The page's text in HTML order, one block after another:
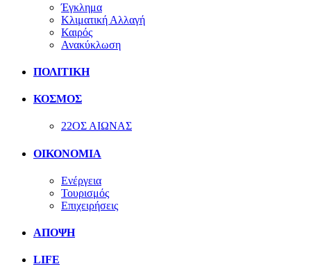
Έγκλημα
Κλιματική Αλλαγή
Καιρός
Ανακύκλωση
ΠΟΛΙΤΙΚΗ
ΚΟΣΜΟΣ
22ΟΣ ΑΙΩΝΑΣ
ΟΙΚΟΝΟΜΙΑ
Ενέργεια
Τουρισμός
Επιχειρήσεις
ΑΠΟΨΗ
LIFE